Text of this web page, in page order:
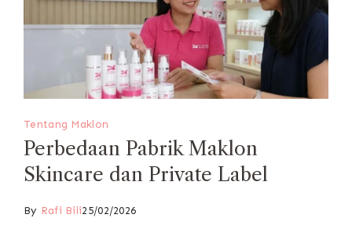
Tentang Maklon
Perbedaan Pabrik Maklon
Skincare dan Private Label
By Rafi Bili25/02/2026